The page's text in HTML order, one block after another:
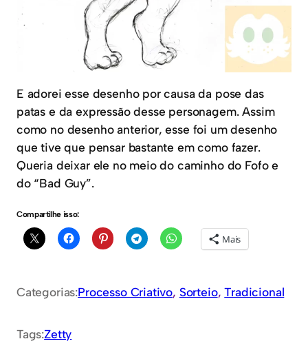
E adorei esse desenho por causa da pose das
patas e da expressão desse personagem. Assim
como no desenho anterior, esse foi um desenho
que tive que pensar bastante em como fazer.
Queria deixar ele no meio do caminho do Fofo e
do “Bad Guy”.
Compartilhe isso:
Mais
Categorias:Processo Criativo, Sorteio, Tradicional
Tags:Zetty